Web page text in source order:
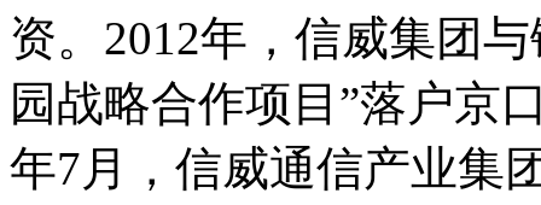
资。2012年，信威集团
园战略合作项目”落户京
年7月，信威通信产业集